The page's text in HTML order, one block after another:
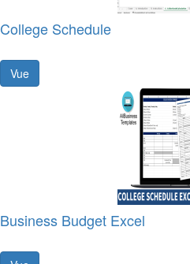
College Schedule
Vue
Business Budget Excel